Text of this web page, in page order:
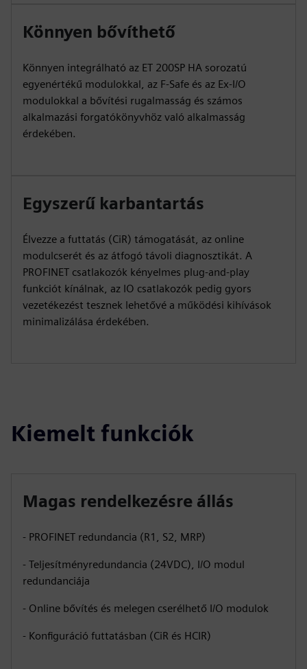
Könnyen bővíthető
Könnyen integrálható az ET 200SP HA sorozatú
egyenértékű modulokkal, az F-Safe és az Ex-I/O
modulokkal a bővítési rugalmasság és számos
alkalmazási forgatókönyvhöz való alkalmasság
érdekében.
Egyszerű karbantartás
Élvezze a futtatás (CiR) támogatását, az online
modulcserét és az átfogó távoli diagnosztikát. A
PROFINET csatlakozók kényelmes plug-and-play
funkciót kínálnak, az IO csatlakozók pedig gyors
vezetékezést tesznek lehetővé a működési kihívások
minimalizálása érdekében.
Kiemelt funkciók
Magas rendelkezésre állás
- PROFINET redundancia (R1, S2, MRP)
- Teljesítményredundancia (24VDC), I/O modul
redundanciája
- Online bővítés és melegen cserélhető I/O modulok
- Konfiguráció futtatásban (CiR és HCIR)